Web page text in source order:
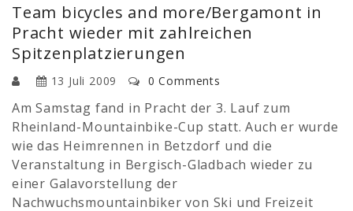
Team bicycles and more/Bergamont in
Pracht wieder mit zahlreichen
Spitzenplatzierungen
13 Juli 2009 0 Comments
Am Samstag fand in Pracht der 3. Lauf zum
Rheinland-Mountainbike-Cup statt. Auch er wurde
wie das Heimrennen in Betzdorf und die
Veranstaltung in Bergisch-Gladbach wieder zu
einer Galavorstellung der
Nachwuchsmountainbiker von Ski und Freizeit